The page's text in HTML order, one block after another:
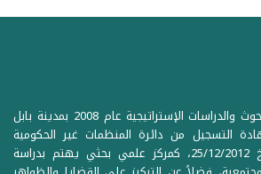
تأسس مركز حمورابي للبحوث والدراسات الإستراتيجية عام 2008 بمدينة بابل
التسجيل من دائرة المنظمات غير الحكومية
المرقمة ((1Z71874 بتاريخ 25/12/2012، كمركز علمي بحثي يهتم بدراسة